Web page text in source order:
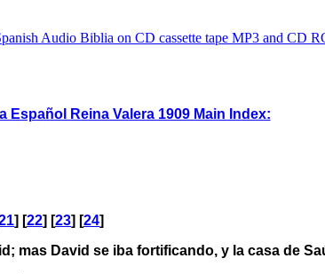
Audio Biblia on CD cassette tape MP3 and CD
Español Reina Valera 1909 Main Index:
] [22] [23] [24]
mas David se iba fortificando, y la casa de